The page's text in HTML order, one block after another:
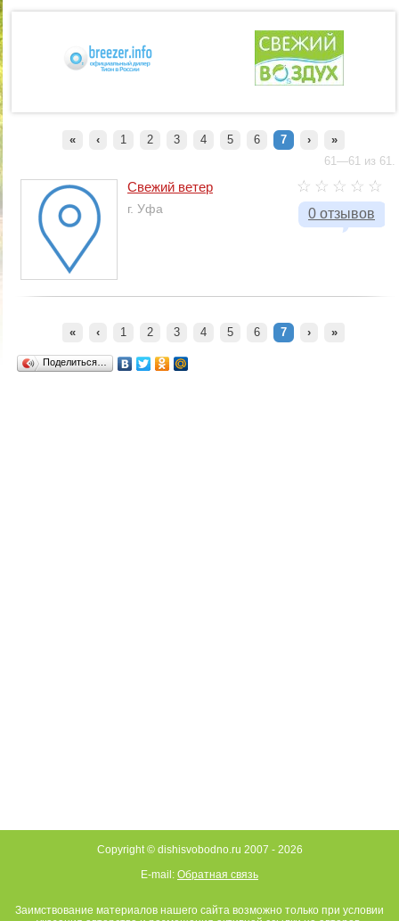
« ‹ 1 2 3 4 5 6 7 ›
»
61—61 из 61.
0 отзывов
Свежий ветер
г. Уфа
« ‹ 1 2 3 4 5 6 7 › »
Поделиться…
Copyright © dishisvobodno.ru 2007 - 2026
E-mail: Обратная связь
Заимствование материалов нашего сайта возможно только при условии